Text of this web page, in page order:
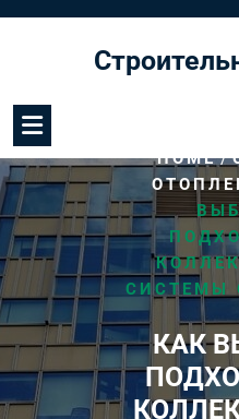
содержимому
HOME/
СИСТЕМЫ
КАК